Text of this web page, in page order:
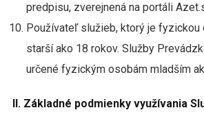
predpisu, zverejnená na portáli
Používateľ služieb, ktorý je fyzickou
starší ako 18 rokov. Služby
určené fyzickým osobám mladším
II. Základné podmienky využívania